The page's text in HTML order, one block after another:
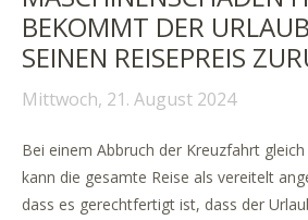
BEKOMMT DER
SEINEN REISEPREIS
Mittwoch, 21. August 2024
Bei einem Abbruch der Kreuzfahrt
kann die gesamte Reise als vereitelt
dass es gerechtfertigt ist, dass der